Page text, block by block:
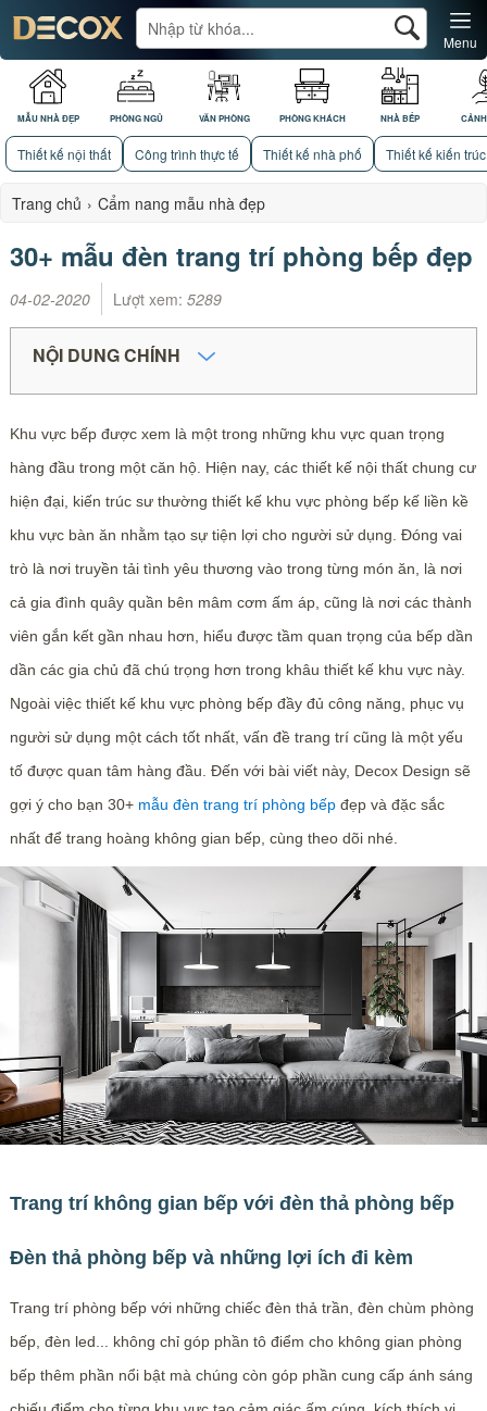
MẪU NHÀ ĐẸP PHÒNG NGỦ VĂN PHÒNG PHÒNG KHÁCH NHÀ BẾP
Menu
Thiết kế nội thất Công trình thực tế Thiết kế nhà phố Thiết kế kiến trúc
Trang chủ › Cẩm nang mẫu nhà đẹp
30+ mẫu đèn trang trí phòng bếp đẹp
04-02-2020 Lượt xem: 5289
NỘI DUNG CHÍNH
Khu vực bếp được xem là một trong những khu vực quan trọng
hàng đầu trong một căn hộ. Hiện nay, các thiết kế nội thất chung cư
hiện đại, kiến trúc sư thường thiết kế khu vực phòng bếp kế liền kề
khu vực bàn ăn nhằm tạo sự tiện lợi cho người sử dụng. Đóng vai
trò là nơi truyền tải tình yêu thương vào trong từng món ăn, là nơi
cả gia đình quây quần bên mâm cơm ấm áp, cũng là nơi các thành
viên gắn kết gần nhau hơn, hiểu được tầm quan trọng của bếp dần
dần các gia chủ đã chú trọng hơn trong khâu thiết kế khu vực này.
Ngoài việc thiết kế khu vực phòng bếp đầy đủ công năng, phục vụ
người sử dụng một cách tốt nhất, vấn đề trang trí cũng là một yếu
tố được quan tâm hàng đầu. Đến với bài viết này, Decox Design sẽ
gợi ý cho bạn 30+ mẫu đèn trang trí phòng bếpđẹp và đặc sắc
nhất để trang hoàng không gian bếp, cùng theo dõi nhé.
Trang trí không gian bếp với đèn thả phòng bếp
Đèn thả phòng bếp và những lợi ích đi kèm
Trang trí phòng bếp với những chiếc đèn thả trần, đèn chùm phòng
bếp, đèn led... không chỉ góp phần tô điểm cho không gian phòng
bếp thêm phần nổi bật mà chúng còn góp phần cung cấp ánh sáng